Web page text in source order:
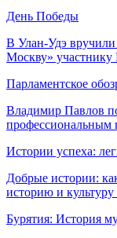
День Победы
В Улан-Удэ вручили
Москву»
Парламентское
Владимир Павлов
профессиональным
Истории успеха:
Добрые истории:
историю и
Бурятия: История